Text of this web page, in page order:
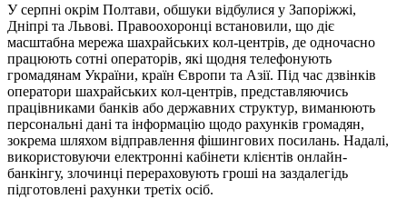
У серпні окрім Полтави, обшуки відбулися у Запоріжжі,
Дніпрі та Львові. Правоохоронці встановили, що діє
масштабна мережа шахрайських кол-центрів, де одночасно
працюють сотні операторів, які щодня телефонують
громадянам України, країн Європи та Азії. Під час дзвінків
оператори шахрайських кол-центрів, представляючись
працівниками банків або державних структур, виманюють
персональні дані та інформацію щодо рахунків громадян,
зокрема шляхом відправлення фішингових посилань. Надалі,
використовуючи електронні кабінети клієнтів онлайн-
банкінгу, злочинці перераховують гроші на заздалегідь
підготовлені рахунки третіх осіб.